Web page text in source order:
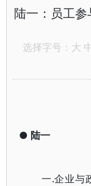
陆一：员工
选择字号： 大
● 陆一
一.企业与